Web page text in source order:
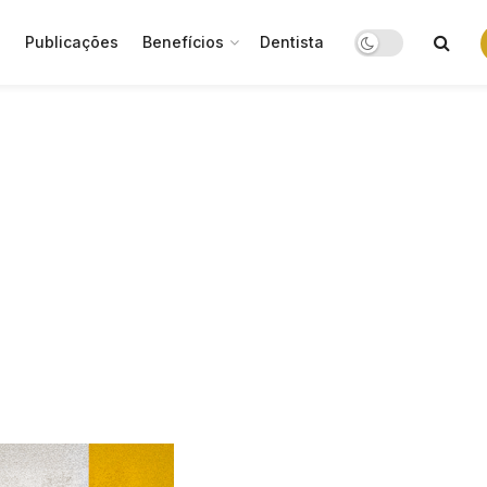
Publicações Benefícios Dentista